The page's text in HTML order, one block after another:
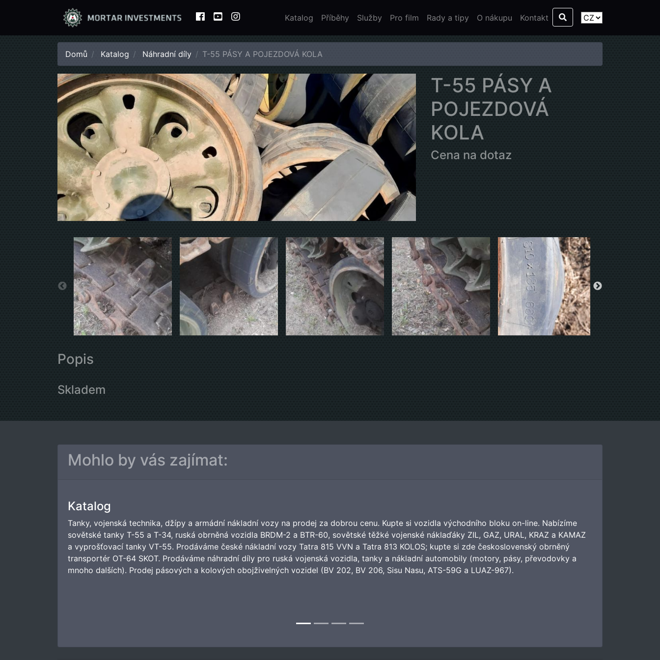
Katalog Příběhy Služby Pro film Rady a tipy O nákupu Kontakt
Domů Katalog Náhradní díly T-55 PÁSY A POJEZDOVÁ KOLA
T-55 PÁSY A
POJEZDOVÁ
KOLA
Cena na dotaz
Popis
Skladem
Mohlo by vás zajímat:
Katalog
Tanky, vojenská technika, džípy a armádní nákladní vozy na prodej za dobrou cenu. Kupte si vozidla východního bloku on-line. Nabízíme
sovětské tanky T-55 a T-34, ruská obrněná vozidla BRDM-2 a BTR-60, sovětské těžké vojenské náklaďáky ZIL, GAZ, URAL, KRAZ a KAMAZ
a vyprošťovací tanky VT-55. Prodáváme české nákladní vozy Tatra 815 VVN a Tatra 813 KOLOS; kupte si zde československý obrněný
transportér OT-64 SKOT. Prodáváme náhradní díly pro ruská vojenská vozidla, tanky a nákladní automobily (motory, pásy, převodovky a
mnoho dalších). Prodej pásových a kolových obojživelných vozidel (BV 202, BV 206, Sisu Nasu, ATS-59G a LUAZ-967).